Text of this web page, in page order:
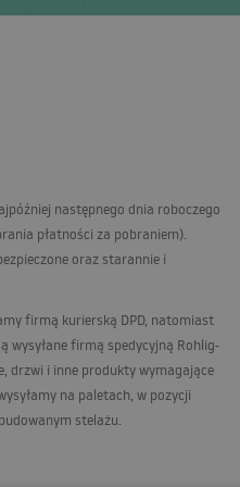
następnego dnia roboczego
płatności za pobraniem).
oraz starannie i
firmą kurierską DPD, natomiast
wysyłane firmą spedycyjną Rohlig-
drzwi i inne produkty wymagające
na paletach, w pozycji
stelażu.